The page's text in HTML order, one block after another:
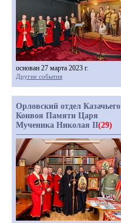
основан 27 марта 2023 г.
Другие события
Орловский отдел Казачьего
Конвоя Памяти Царя
Мученика Николая II(29)